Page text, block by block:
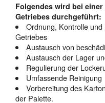
Folgendes wird bei
Getriebes durchgeführt:
Ordnung, Kontrolle
Getriebes
Austausch von
Austausch der Lager
Regulierung der
Umfassende Reinigung
Vorbereitung des
der Palette.